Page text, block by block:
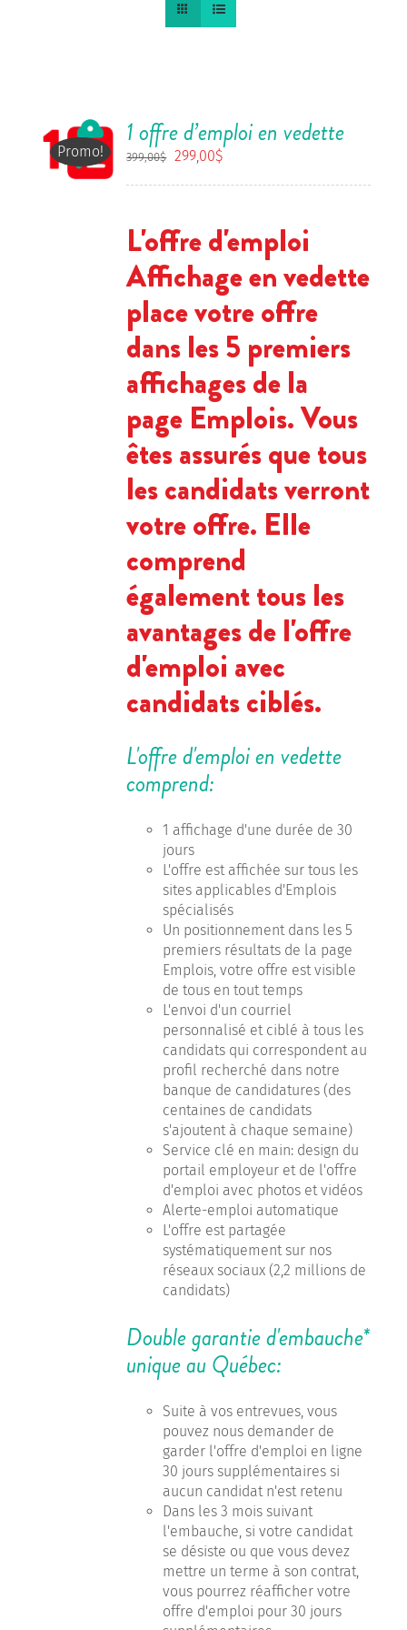
Promo!
1 offre d’emploi en vedette
399,00$ Le
399,00$.
299,00$Le
299,00$.
L'offre d'emploi
Affichage en vedette
place votre offre
dans les 5 premiers
affichages de la
page Emplois. Vous
êtes assurés que tous
les candidats verront
votre offre. Elle
comprend
également tous les
avantages de l'offre
d'emploi avec
candidats ciblés.
L'offre d'emploi en vedette
comprend:
1 affichage d'une durée de 30
jours
L'offre est affichée sur tous les
sites applicables d'Emplois
spécialisés
Un positionnement dans les 5
premiers résultats de la page
Emplois, votre offre est visible
de tous en tout temps
L'envoi d'un courriel
personnalisé et ciblé à tous les
candidats qui correspondent au
profil recherché dans notre
banque de candidatures (des
centaines de candidats
s'ajoutent à chaque semaine)
Service clé en main: design du
portail employeur et de l'offre
d'emploi avec photos et vidéos
Alerte-emploi automatique
L'offre est partagée
systématiquement sur nos
réseaux sociaux (2,2 millions de
candidats)
Double garantie d'embauche*
unique au Québec:
Suite à vos entrevues, vous
pouvez nous demander de
garder l'offre d'emploi en ligne
30 jours supplémentaires si
aucun candidat n'est retenu
Dans les 3 mois suivant
l'embauche, si votre candidat
se désiste ou que vous devez
mettre un terme à son contrat,
vous pourrez réafficher votre
offre d'emploi pour 30 jours